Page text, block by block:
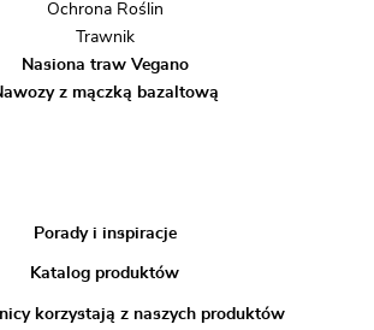
Ochrona Roślin
Trawnik
Nasiona traw Vegano
z mączką bazaltową
Porady i inspiracje
Katalog produktów
korzystają z naszych produktów